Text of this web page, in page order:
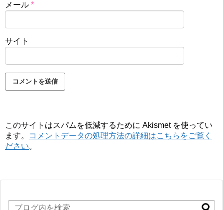
メール *
サイト
このサイトはスパムを低減するために Akismet を使ってい
ます。
コメントデータの処理方法の詳細はこちらをご覧く
ださい。